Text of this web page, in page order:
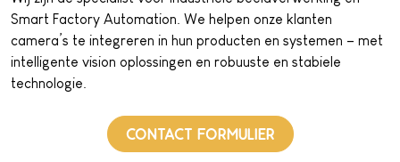
Smart Factory Automation. We helpen onze klanten
camera’s te integreren in hun producten en systemen – met
intelligente vision oplossingen en robuuste en stabiele
technologie.
CONTACT FORMULIER